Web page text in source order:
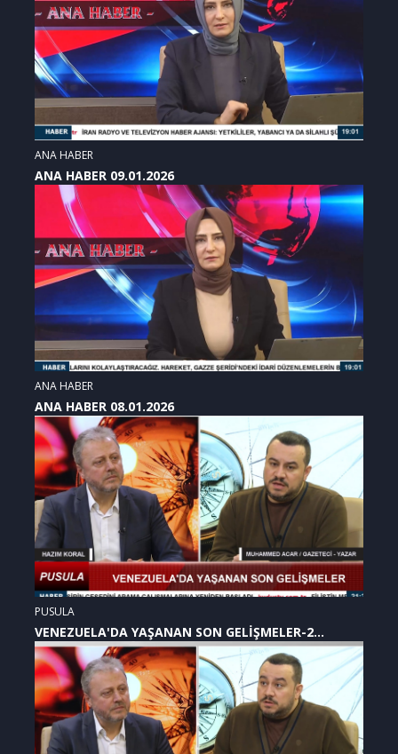
ANA HABER
ANA HABER 09.01.2026
ANA HABER
ANA HABER 08.01.2026
PUSULA
VENEZUELA'DA YAŞANAN SON GELİŞMELER-2
(07.01.2026)